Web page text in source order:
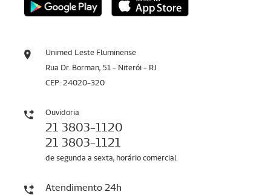
Unimed Leste Fluminense
Rua Dr. Borman, 51 - Niterói - RJ
CEP: 24020-320
Ouvidoria
21 3803-1120
21 3803-1121
de segunda a sexta, horário comercial
Atendimento 24h